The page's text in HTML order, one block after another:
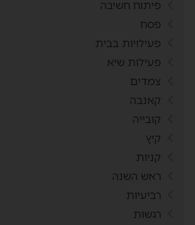
פיתוח חשיבה
פסח
פעילויות בבית
פעילות שיא
צמדים
קאנבה
קובייה
קיץ
קניות
ראש השנה
רביעיות
רגשות